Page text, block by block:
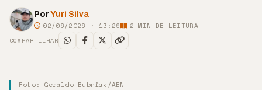
PorYuri Silva
02/06/2026 · 13:29 2 MIN DE LEITURA
COMPARTILHAR
Foto: Geraldo Bubniak/AEN